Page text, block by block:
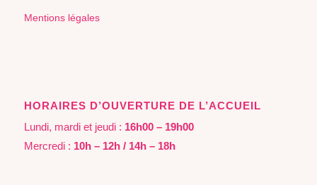
Mentions légales
HORAIRES D’OUVERTURE DE L’ACCUEIL
Lundi, mardi et jeudi : 16h00 – 19h00
Mercredi : 10h – 12h / 14h – 18h